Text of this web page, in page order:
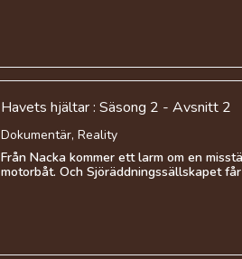
Havets hjältar : Säsong 2 - Avsnitt 2
Dokumentär, Reality
Från Nacka kommer ett larm om en
motorbåt. Och Sjöräddningssällskapet